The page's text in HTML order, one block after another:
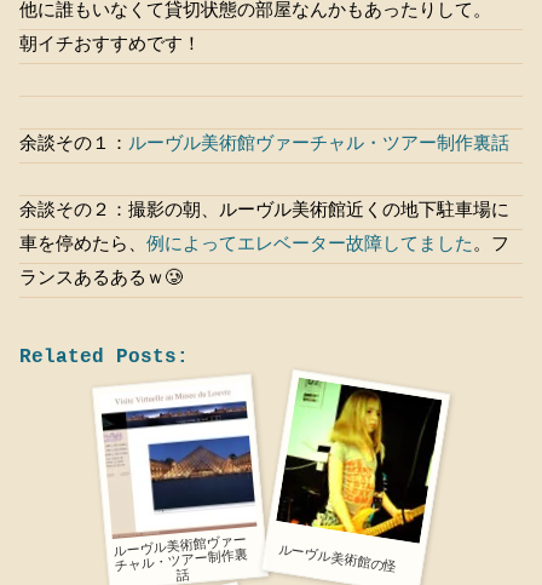
他に誰もいなくて貸切状態の部屋なんかもあったりして。
朝イチおすすめです！
余談その１： ルーヴル美術館ヴァーチャル・ツアー制作裏話
余談その２：撮影の朝、ルーヴル美術館近くの地下駐車場に
車を停めたら、 例によってエレベーター故障してました。フ
ランスあるあるｗ🥲
Related Posts:
ルーヴル美術館ヴァー
チャル・ツアー制作裏
話
ルーヴル美術館の怪